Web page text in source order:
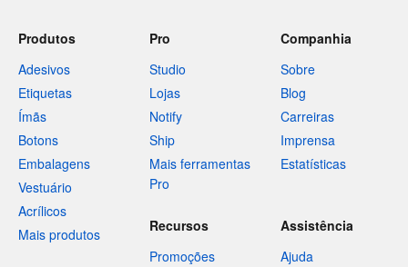
Produtos
Adesivos
Etiquetas
Ímãs
Botons
Embalagens
Vestuário
Acrílicos
Mais produtos
Pro
Studio
Lojas
Notify
Ship
Mais ferramentas
Pro
Companhia
Sobre
Blog
Carreiras
Imprensa
Estatísticas
Recursos
Promoções
Assistência
Ajuda